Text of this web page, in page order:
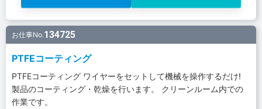
お仕事No.134725
PTFEコーティング
PTFEコーティング ワイヤーをセットして機械を操作するだけ!
製品のコーティング・乾燥を行います。 クリーンルーム内での
作業です。